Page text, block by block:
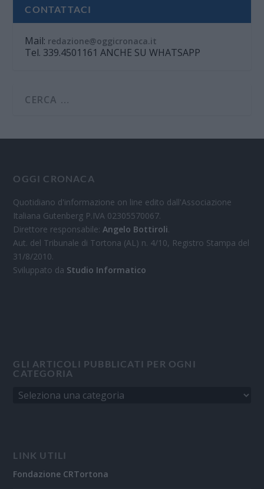
CONTATTACI
Mail: redazione@oggicronaca.it
Tel. 339.4501161 ANCHE SU WHATSAPP
OGGI CRONACA
Quotidiano d'informazione on line edito dall'Associazione
Italiana Gutenberg P.IVA 02305570067.
Direttore responsabile:Angelo Bottiroli.
Aut. del Tribunale di Tortona (AL) n. 4/10, Registro Stampa del
31/8/2010.
Sviluppato da Studio Informatico
GLI ARTICOLI PUBBLICATI PER OGNI
CATEGORIA
LINK UTILI
Fondazione CRTortona